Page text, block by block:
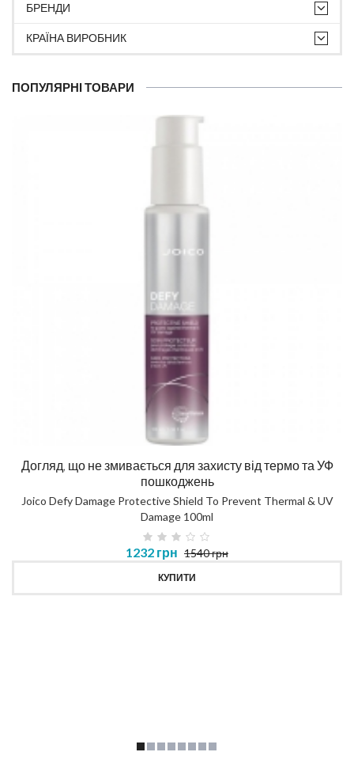
БРЕНДИ
КРАЇНА ВИРОБНИК
ПОПУЛЯРНІ ТОВАРИ
Догляд, що не змивається для захисту від термо та УФ
пошкоджень
Joico Defy Damage Protective Shield To Prevent Thermal & UV
Damage 100ml
1232 грн 1540 грн
КУПИТИ